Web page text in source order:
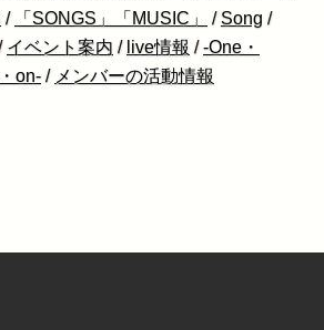
/ 「SONGS」「MUSIC」 /Song /
イベント案内 / live情報 /-One・
on- / メンバーの活動情報